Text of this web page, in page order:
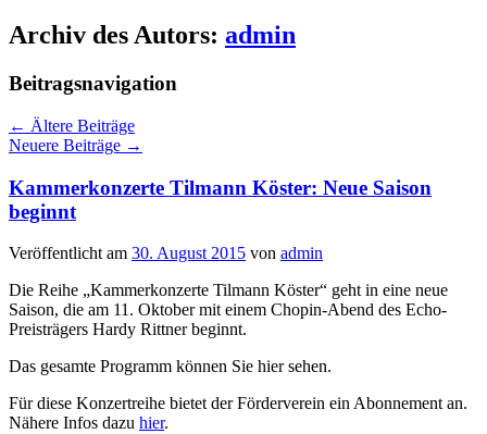
Archiv des Autors: admin
Beitragsnavigation
← Ältere Beiträge
Neuere Beiträge →
Kammerkonzerte Tilmann Köster: Neue Saison
beginnt
Veröffentlicht am 30. August 2015 von admin
Die Reihe „Kammerkonzerte Tilmann Köster“ geht in eine neue
Saison, die am 11. Oktober mit einem Chopin-Abend des Echo-
Preisträgers Hardy Rittner beginnt.
Das gesamte Programm können Sie hier sehen.
Für diese Konzertreihe bietet der Förderverein ein Abonnement an.
Nähere Infos dazu hier.